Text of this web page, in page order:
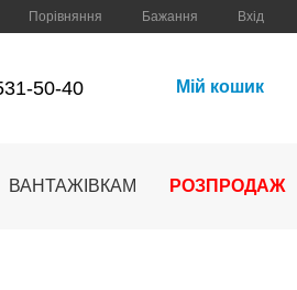
Порівняння Бажання Вхід
50-40 Мій кошик
ВАНТАЖІВКАМ РОЗПРОДАЖ